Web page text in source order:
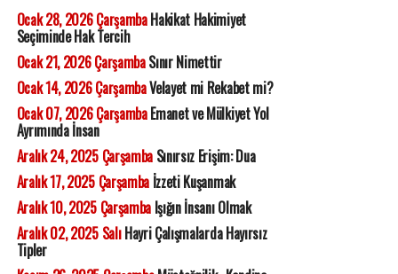
Ocak 28, 2026 ÇarşambaHakikat Hakimiyet
Seçiminde Hak Tercih
Ocak 21, 2026 ÇarşambaSınır Nimettir
Ocak 14, 2026 ÇarşambaVelayet mi Rekabet mi?
Ocak 07, 2026 ÇarşambaEmanet ve Mülkiyet Yol
Ayrımında İnsan
Aralık 24, 2025 ÇarşambaSınırsız Erişim: Dua
Aralık 17, 2025 Çarşambaİzzeti Kuşanmak
Aralık 10, 2025 ÇarşambaIşığın İnsanı Olmak
Aralık 02, 2025 SalıHayri Çalışmalarda Hayırsız
Tipler